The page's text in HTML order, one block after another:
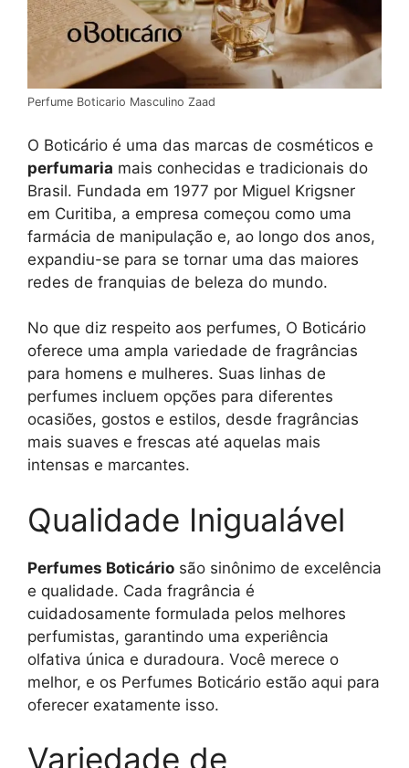
Perfume Boticario Masculino Zaad
O Boticário é uma das marcas de cosméticos e
perfumaria mais conhecidas e tradicionais do
Brasil. Fundada em 1977 por Miguel Krigsner
em Curitiba, a empresa começou como uma
farmácia de manipulação e, ao longo dos anos,
expandiu-se para se tornar uma das maiores
redes de franquias de beleza do mundo.
No que diz respeito aos perfumes, O Boticário
oferece uma ampla variedade de fragrâncias
para homens e mulheres. Suas linhas de
perfumes incluem opções para diferentes
ocasiões, gostos e estilos, desde fragrâncias
mais suaves e frescas até aquelas mais
intensas e marcantes.
Qualidade Inigualável
Perfumes Boticário são sinônimo de excelência
e qualidade. Cada fragrância é
cuidadosamente formulada pelos melhores
perfumistas, garantindo uma experiência
olfativa única e duradoura. Você merece o
melhor, e os Perfumes Boticário estão aqui para
oferecer exatamente isso.
Variedade de